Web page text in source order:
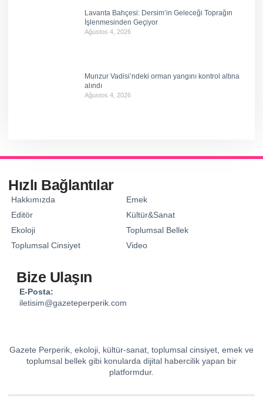
Lavanta Bahçesi: Dersim’in Geleceği Toprağın
İşlenmesinden Geçiyor
Ağustos 4, 2026
Munzur Vadisi’ndeki orman yangını kontrol altına
alındı
Ağustos 4, 2026
Hızlı Bağlantılar
Hakkımızda
Editör
Ekoloji
Toplumsal Cinsiyet
Emek
Kültür&Sanat
Toplumsal Bellek
Video
Bize Ulaşın
E-Posta:
iletisim@gazeteperperik.com
Gazete Perperik, ekoloji, kültür-sanat, toplumsal cinsiyet, emek ve
toplumsal bellek gibi konularda dijital habercilik yapan bir
platformdur.